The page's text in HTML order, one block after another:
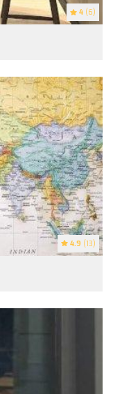
4 (6)
4.9 (13)